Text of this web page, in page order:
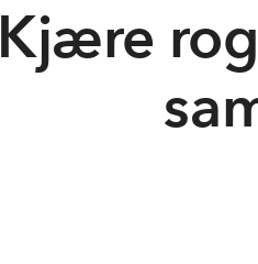
Kjære